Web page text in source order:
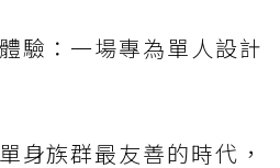
驗：一場專為單人設計
身族群最友善的時代，